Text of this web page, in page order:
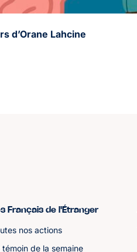
d’Orane Lahcine
Français de l'Étranger
nos actions
témoin de la semaine